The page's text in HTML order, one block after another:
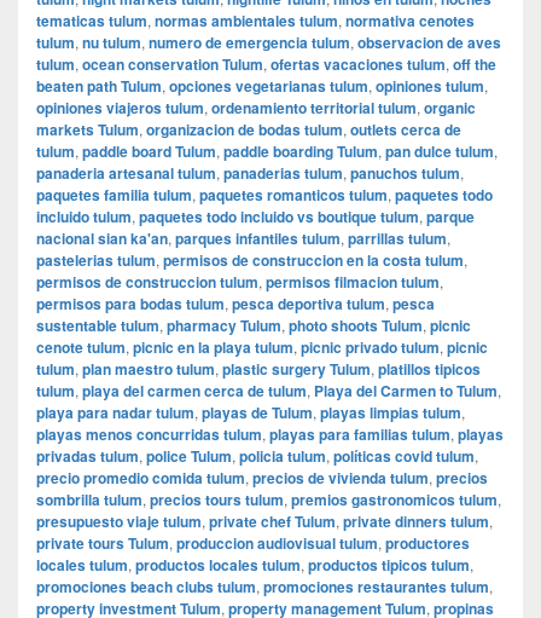
tematicas tulum, normas ambientales tulum, normativa cenotes
tulum, nu tulum, numero de emergencia tulum, observacion de aves
tulum, ocean conservation Tulum, ofertas vacaciones tulum, off the
beaten path Tulum, opciones vegetarianas tulum, opiniones tulum,
opiniones viajeros tulum, ordenamiento territorial tulum, organic
markets Tulum, organizacion de bodas tulum, outlets cerca de
tulum, paddle board Tulum, paddle boarding Tulum, pan dulce tulum,
panaderia artesanal tulum, panaderias tulum, panuchos tulum,
paquetes familia tulum, paquetes romanticos tulum, paquetes todo
incluido tulum, paquetes todo incluido vs boutique tulum, parque
nacional sian ka'an, parques infantiles tulum, parrillas tulum,
pastelerias tulum, permisos de construccion en la costa tulum,
permisos de construccion tulum, permisos filmacion tulum,
permisos para bodas tulum, pesca deportiva tulum, pesca
sustentable tulum, pharmacy Tulum, photo shoots Tulum, picnic
cenote tulum, picnic en la playa tulum, picnic privado tulum, picnic
tulum, plan maestro tulum, plastic surgery Tulum, platillos tipicos
tulum, playa del carmen cerca de tulum, Playa del Carmen to Tulum,
playa para nadar tulum, playas de Tulum, playas limpias tulum,
playas menos concurridas tulum, playas para familias tulum, playas
privadas tulum, police Tulum, policia tulum, políticas covid tulum,
precio promedio comida tulum, precios de vivienda tulum, precios
sombrilla tulum, precios tours tulum, premios gastronomicos tulum,
presupuesto viaje tulum, private chef Tulum, private dinners tulum,
private tours Tulum, produccion audiovisual tulum, productores
locales tulum, productos locales tulum, productos tipicos tulum,
promociones beach clubs tulum, promociones restaurantes tulum,
property investment Tulum, property management Tulum, propinas